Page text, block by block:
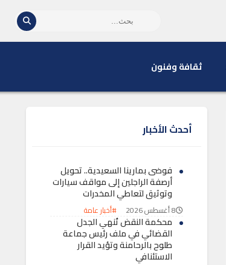
ثقافة وفنون
أحدث الأخبار
فوضى بمارينا السعيدية.. تحويل
أرصفة الراجلين إلى مواقف سيارات
وتوثيق لتعاطي المخدرات
8 أغسطس 2026 #أخبار عامة
محكمة النقض تُنهي الجدل
القضائي في ملف رئيس جماعة
طلوح بالرحامنة وتؤيد القرار
الاستئنافي